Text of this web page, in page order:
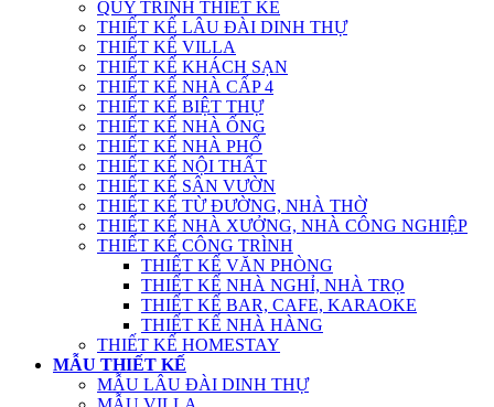
QUY TRÌNH THIẾT KẾ
THIẾT KẾ LÂU ĐÀI DINH THỰ
THIẾT KẾ VILLA
THIẾT KẾ KHÁCH SẠN
THIẾT KẾ NHÀ CẤP 4
THIẾT KẾ BIỆT THỰ
THIẾT KẾ NHÀ ỐNG
THIẾT KẾ NHÀ PHỐ
THIẾT KẾ NỘI THẤT
THIẾT KẾ SÂN VƯỜN
THIẾT KẾ TỪ ĐƯỜNG, NHÀ THỜ
THIẾT KẾ NHÀ XƯỞNG, NHÀ CÔNG NGHIỆP
THIẾT KẾ CÔNG TRÌNH
THIẾT KẾ VĂN PHÒNG
THIẾT KẾ NHÀ NGHỈ, NHÀ TRỌ
THIẾT KẾ BAR, CAFE, KARAOKE
THIẾT KẾ NHÀ HÀNG
THIẾT KẾ HOMESTAY
MẪU THIẾT KẾ
MẪU LÂU ĐÀI DINH THỰ